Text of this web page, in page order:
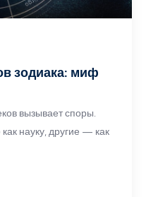
зодиака: миф
вызывает споры.
науку, другие — как